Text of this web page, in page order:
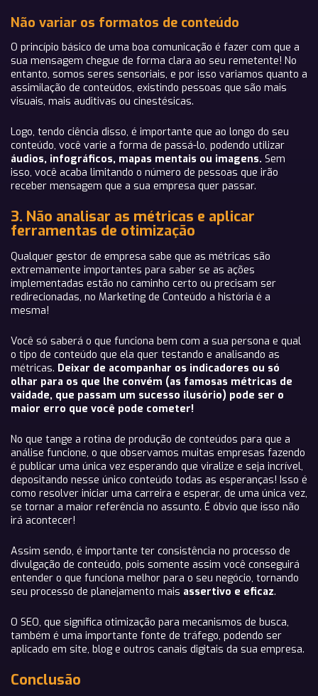
Não variar os formatos de conteúdo
O princípio básico de uma boa comunicação é fazer com que a
sua mensagem chegue de forma clara ao seu remetente! No
entanto, somos seres sensoriais, e por isso variamos quanto a
assimilação de conteúdos, existindo pessoas que são mais
visuais, mais auditivas ou cinestésicas.
Logo, tendo ciência disso, é importante que ao longo do seu
conteúdo, você varie a forma de passá-lo, podendo utilizar
áudios, infográficos, mapas mentais ou imagens. Sem
isso, você acaba limitando o número de pessoas que irão
receber mensagem que a sua empresa quer passar.
3. Não analisar as métricas e aplicar
ferramentas de otimização
Qualquer gestor de empresa sabe que as métricas são
extremamente importantes para saber se as ações
implementadas estão no caminho certo ou precisam ser
redirecionadas, no Marketing de Conteúdo a história é a
mesma!
Você só saberá o que funciona bem com a sua persona e qual
o tipo de conteúdo que ela quer testando e analisando as
métricas. Deixar de acompanhar os indicadores ou só
olhar para os que lhe convém (as famosas métricas de
vaidade, que passam um sucesso ilusório) pode ser o
maior erro que você pode cometer!
No que tange a rotina de produção de conteúdos para que a
análise funcione, o que observamos muitas empresas fazendo
é publicar uma única vez esperando que viralize e seja incrível,
depositando nesse único conteúdo todas as esperanças! Isso é
como resolver iniciar uma carreira e esperar, de uma única vez,
se tornar a maior referência no assunto. É óbvio que isso não
irá acontecer!
Assim sendo, é importante ter consistência no processo de
divulgação de conteúdo, pois somente assim você conseguirá
entender o que funciona melhor para o seu negócio, tornando
seu processo de planejamento mais assertivo e eficaz.
O SEO, que significa otimização para mecanismos de busca,
também é uma importante fonte de tráfego, podendo ser
aplicado em site, blog e outros canais digitais da sua empresa.
Conclusão